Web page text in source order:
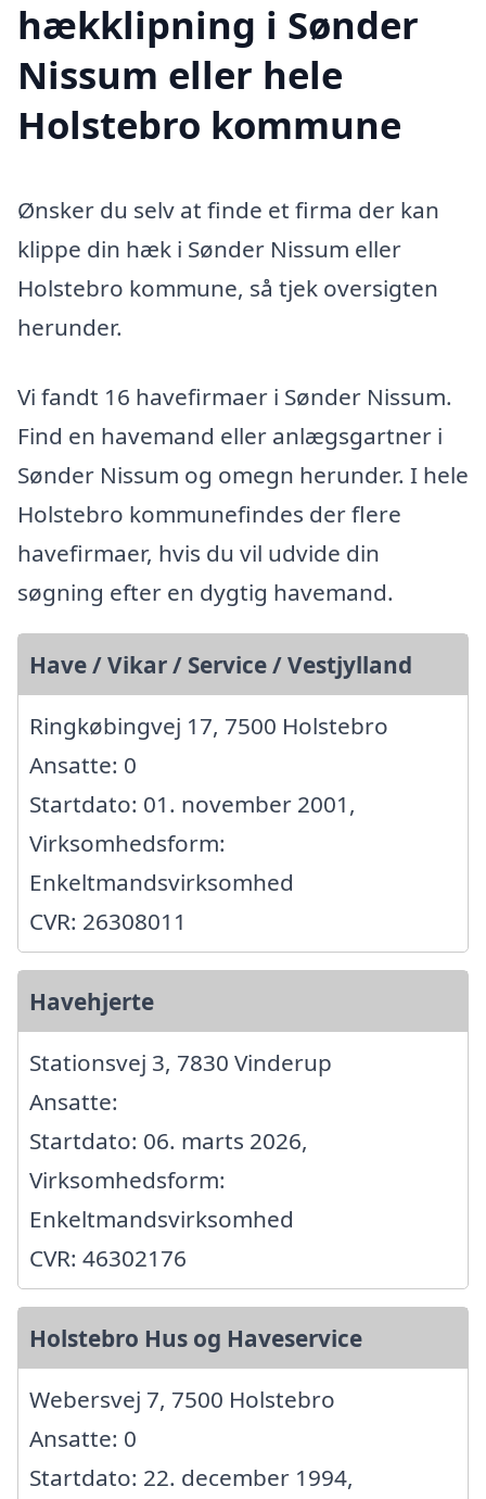
hækklipning i Sønder
Nissum eller hele
Holstebro kommune
Ønsker du selv at finde et firma der kan
klippe din hæk i Sønder Nissum eller
Holstebro kommune, så tjek oversigten
herunder.
Vi fandt 16 havefirmaer i Sønder Nissum.
Find en havemand eller anlægsgartner i
Sønder Nissum og omegn herunder. I hele
Holstebro kommunefindes der flere
havefirmaer, hvis du vil udvide din
søgning efter en dygtig havemand.
Have / Vikar / Service / Vestjylland
Ringkøbingvej 17, 7500 Holstebro
Ansatte: 0
Startdato: 01. november 2001,
Virksomhedsform:
Enkeltmandsvirksomhed
CVR: 26308011
Havehjerte
Stationsvej 3, 7830 Vinderup
Ansatte:
Startdato: 06. marts 2026,
Virksomhedsform:
Enkeltmandsvirksomhed
CVR: 46302176
Holstebro Hus og Haveservice
Webersvej 7, 7500 Holstebro
Ansatte: 0
Startdato: 22. december 1994,